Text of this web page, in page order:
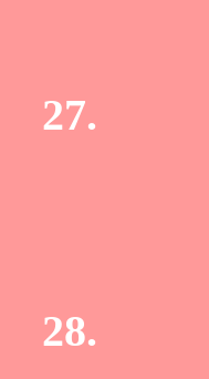
27.
28.